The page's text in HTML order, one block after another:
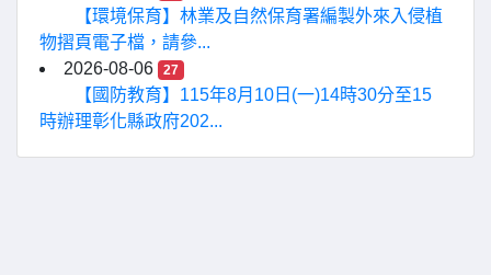
【環境保育】林業及自然保育署編製外來入侵植
物摺頁電子檔，請參...
2026-08-06
27
【國防教育】115年8月10日(一)14時30分至15
時辦理彰化縣政府202...